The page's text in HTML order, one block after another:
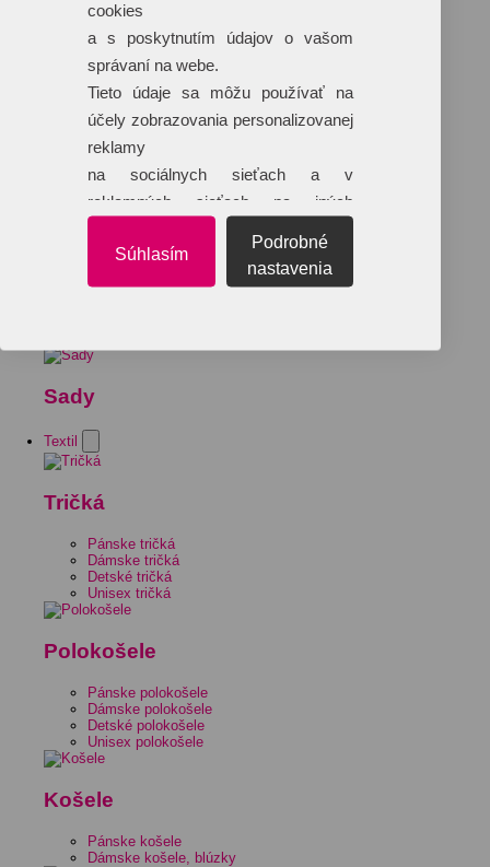
Sady
Textil
Tričká
Pánske tričká
Dámske tričká
Detské tričká
Unisex tričká
Polokošele
Pánske polokošele
Dámske polokošele
Detské polokošele
Unisex polokošele
Košele
Pánske košele
Dámske košele, blúzky
cookies
a s poskytnutím údajov o vašom
správaní na webe.
Tieto údaje sa môžu používať na
účely zobrazovania personalizovanej
reklamy
na sociálnych sieťach a v
reklamných sieťach na iných
Súhlasím
Podrobné
nastavenia